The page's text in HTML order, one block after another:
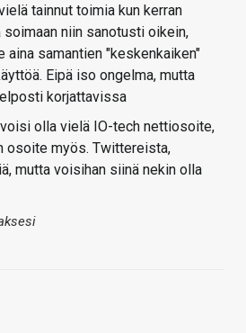
tainnut toimia kun kerran
soimaan niin sanotusti oikein,
aina samantien "keskenkaiken"
Eipä iso ongelma, mutta
korjattavissa
olla vielä IO-tech nettiosoite,
osoite myös. Twittereista,
mutta voisihan siinä nekin olla